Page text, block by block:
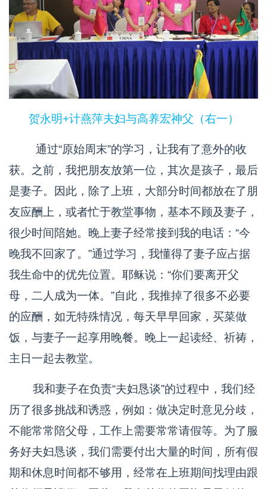
贺永明+计燕萍夫妇与高养宏神父（右一）
通过“原始周末”的学习，让我有了意外的收
获。之前，我把朋友放第一位，其次是孩子，最后
是妻子。因此，除了上班，大部分时间都放在了朋
友应酬上，或者忙于教堂事物，基本不顾及妻子，
很少时间陪她。晚上妻子经常接到我的电话：“今
晚我不回家了。”通过学习，我懂得了妻子应占据
我生命中的优先位置。耶稣说：“你们要离开父
母，二人成为一体。”自此，我推掉了很多不必要
的应酬，如无特殊情况，每天早早回家，买菜做
饭，与妻子一起享用晚餐。晚上一起读经、祈祷，
主日一起去教堂。
我和妻子在负责“夫妇恳谈”的过程中，我们经
历了很多挑战和诱惑，例如：做决定时意见分歧，
不能常常陪父母，工作上需要常常请假等。为了服
务好夫妇恳谈，我们需要付出大量的时间，所有假
期和休息时间都不够用，经常在上班期间找理由跟